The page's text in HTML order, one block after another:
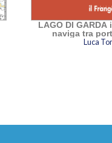
LAGO DI
naviga tra
Luca